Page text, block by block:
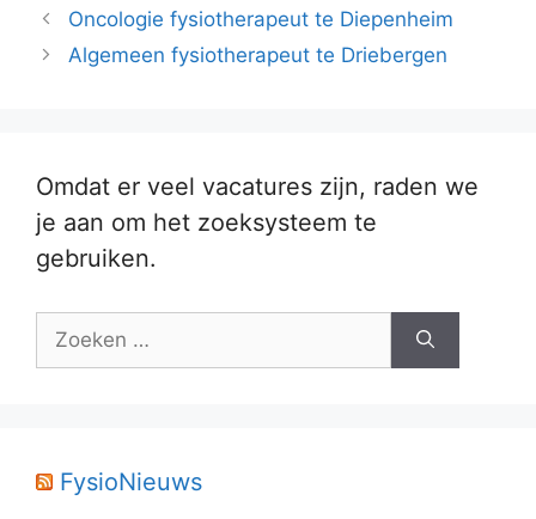
Oncologie fysiotherapeut te Diepenheim
Algemeen fysiotherapeut te Driebergen
Omdat er veel vacatures zijn, raden we
je aan om het zoeksysteem te
gebruiken.
Zoek
FysioNieuws